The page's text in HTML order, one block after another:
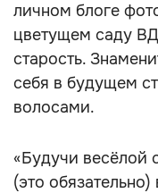
личном блоге
цветущем саду
старость.
себя в будущем
волосами.
«Будучи весёлой
(это